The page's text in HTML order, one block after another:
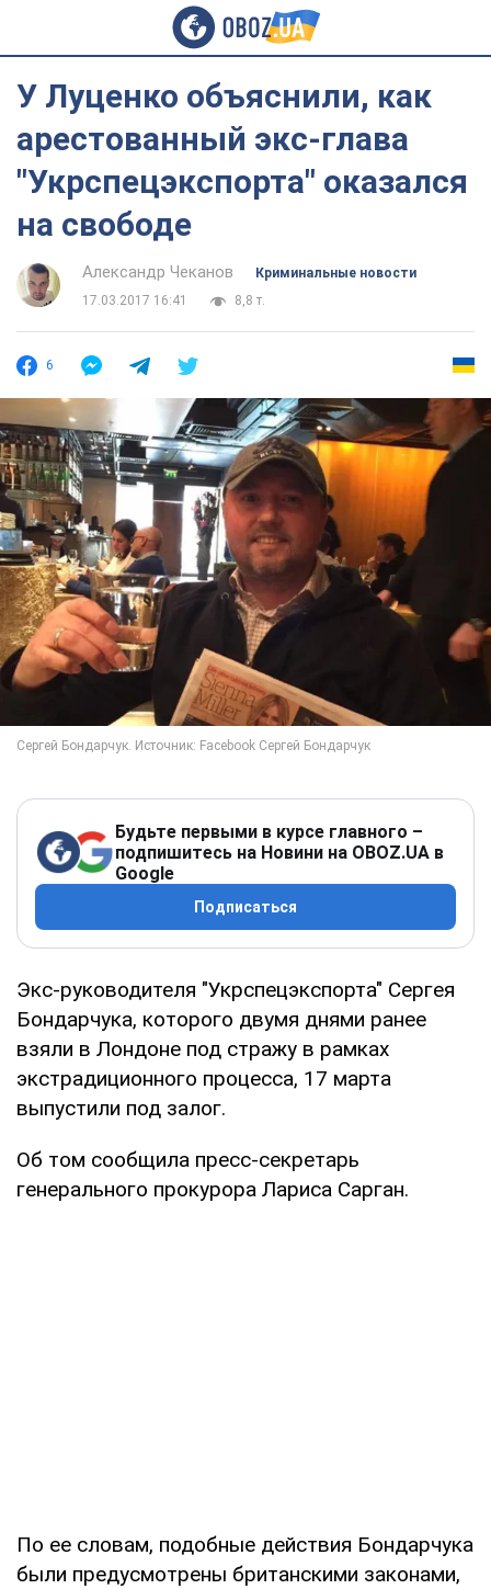
У Луценко объяснили, как
арестованный экс-глава
"Укрспецэкспорта" оказался
на свободе
Александр Чеканов
Криминальные новости
17.03.2017 16:41
8,8 т.
6
Будьте первыми в курсе главного –
подпишитесь на Новини на OBOZ.UA в
Google
Подписаться
Экс-руководителя "Укрспецэкспорта" Сергея
Бондарчука, которого двумя днями ранее
взяли в Лондоне под стражу в рамках
экстрадиционного процесса, 17 марта
выпустили под залог.
Об том сообщила пресс-секретарь
генерального прокурора Лариса Сарган.
По ее словам, подобные действия Бондарчука
были предусмотрены британскими законами,